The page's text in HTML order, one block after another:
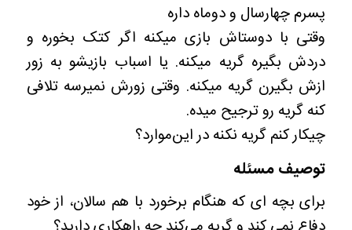
پسرم چهارسال و دوماه داره
وقتی با دوستاش بازی میکنه اگر کتک بخوره و
دردش بگیره گریه میکنه. یا اسباب بازیشو به زور
ازش بگیرن گریه میکنه. وقتی زورش نمیرسه تلافی
کنه گریه رو ترجیح میده.
چیکار کنم گریه نکنه در این‌موارد؟
توصیف مسئله
برای بچه‌ ای که هنگام برخورد با هم سالان، از خود